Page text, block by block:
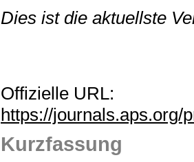
Dies ist die aktuellste
Offizielle URL:
https://journals.aps.org/
Kurzfassung